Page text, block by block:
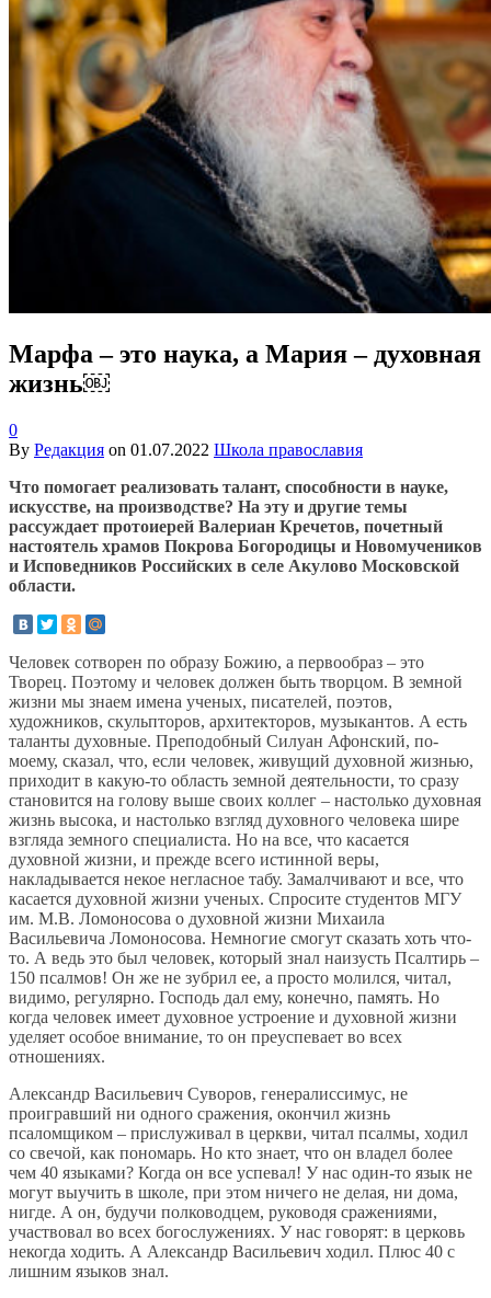
Марфа – это наука, а Мария – духовная
жизнь￼
0
By Редакция on 01.07.2022 Школа православия
Что помогает реализовать талант, способности в науке,
искусстве, на производстве? На эту и другие темы
рассуждает протоиерей Валериан Кречетов, почетный
настоятель храмов Покрова Богородицы и Новомучеников
и Исповедников Российских в селе Акулово Московской
области.
Человек сотворен по образу Божию, а первообраз – это
Творец. Поэтому и человек должен быть творцом. В земной
жизни мы знаем имена ученых, писателей, поэтов,
художников, скульпторов, архитекторов, музыкантов. А есть
таланты духовные. Преподобный Силуан Афонский, по-
моему, сказал, что, если человек, живущий духовной жизнью,
приходит в какую-то область земной деятельности, то сразу
становится на голову выше своих коллег – настолько духовная
жизнь высока, и настолько взгляд духовного человека шире
взгляда земного специалиста. Но на все, что касается
духовной жизни, и прежде всего истинной веры,
накладывается некое негласное табу. Замалчивают и все, что
касается духовной жизни ученых. Спросите студентов МГУ
им. М.В. Ломоносова о духовной жизни Михаила
Васильевича Ломоносова. Немногие смогут сказать хоть что-
то. А ведь это был человек, который знал наизусть Псалтирь –
150 псалмов! Он же не зубрил ее, а просто молился, читал,
видимо, регулярно. Господь дал ему, конечно, память. Но
когда человек имеет духовное устроение и духовной жизни
уделяет особое внимание, то он преуспевает во всех
отношениях.
Александр Васильевич Суворов, генералиссимус, не
проигравший ни одного сражения, окончил жизнь
псаломщиком – прислуживал в церкви, читал псалмы, ходил
со свечой, как пономарь. Но кто знает, что он владел более
чем 40 языками? Когда он все успевал! У нас один-то язык не
могут выучить в школе, при этом ничего не делая, ни дома,
нигде. А он, будучи полководцем, руководя сражениями,
участвовал во всех богослужениях. У нас говорят: в церковь
некогда ходить. А Александр Васильевич ходил. Плюс 40 с
лишним языков знал.